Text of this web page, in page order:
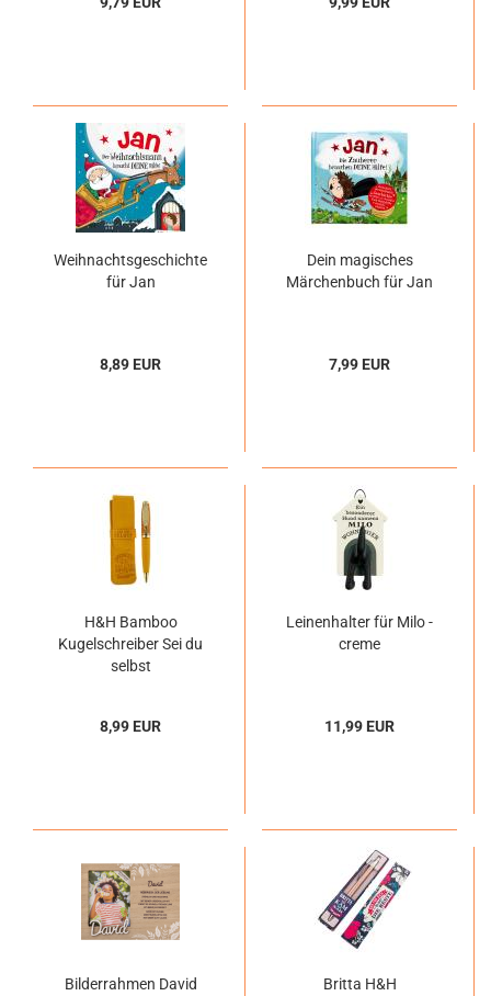
Weihnachtsgeschichte
für Jan
8,89 EUR
Dein magisches
Märchenbuch für Jan
7,99 EUR
H&H Bamboo
Kugelschreiber Sei du
selbst
8,99 EUR
Leinenhalter für Milo -
creme
11,99 EUR
Bilderrahmen David
Britta H&H